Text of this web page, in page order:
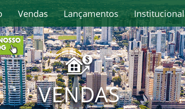
Vendas Lançamentos Institucional
VENDAS